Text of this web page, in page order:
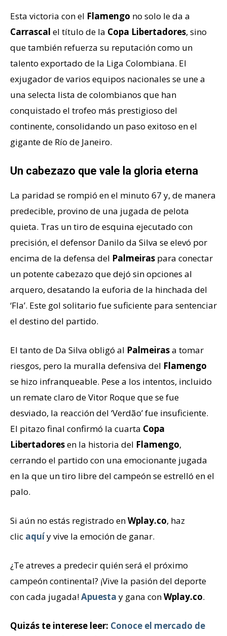
Esta victoria con el Flamengo no solo le da a
Carrascal el título de la Copa Libertadores, sino
que también refuerza su reputación como un
talento exportado de la Liga Colombiana. El
exjugador de varios equipos nacionales se une a
una selecta lista de colombianos que han
conquistado el trofeo más prestigioso del
continente, consolidando un paso exitoso en el
gigante de Río de Janeiro.
Un cabezazo que vale la gloria eterna
La paridad se rompió en el minuto 67 y, de manera
predecible, provino de una jugada de pelota
quieta. Tras un tiro de esquina ejecutado con
precisión, el defensor Danilo da Silva se elevó por
encima de la defensa del Palmeiras para conectar
un potente cabezazo que dejó sin opciones al
arquero, desatando la euforia de la hinchada del
‘Fla’. Este gol solitario fue suficiente para sentenciar
el destino del partido.
El tanto de Da Silva obligó al Palmeirasa tomar
riesgos, pero la muralla defensiva del Flamengo
se hizo infranqueable. Pese a los intentos, incluido
un remate claro de Vitor Roque que se fue
desviado, la reacción del ‘Verdão’ fue insuficiente.
El pitazo final confirmó la cuarta Copa
Libertadoresen la historia del Flamengo,
cerrando el partido con una emocionante jugada
en la que un tiro libre del campeón se estrelló en el
palo.
Si aún no estás registrado enWplay.co, haz
clic aquíy vive la emoción de ganar.
¿Te atreves a predecir quién será el próximo
campeón continental? ¡Vive la pasión del deporte
con cada jugada!Apuesta y gana conWplay.co.
Quizás te interese leer: Conoce el mercado de